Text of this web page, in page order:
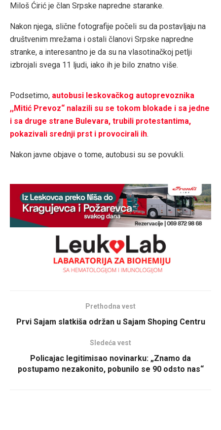
Miloš Ćirić je član Srpske napredne staranke.
Nakon njega, slične fotografije počeli su da postavljaju na
društvenim mrežama i ostali članovi Srpske napredne
stranke, a interesantno je da su na vlasotinačkoj petlji
izbrojali svega 11 ljudi, iako ih je bilo znatno više.
Podsetimo, autobusi leskovačkog autoprevoznika
,,Mitić Prevoz“ nalazili su se tokom blokade i sa jedne
i sa druge strane Bulevara, trubili protestantima,
pokazivali srednji prst i provocirali ih.
Nakon javne objave o tome, autobusi su se povukli.
Prethodna vest
Prvi Sajam slatkiša održan u Sajam Shoping Centru
Sledeća vest
Policajac legitimisao novinarku: „Znamo da
postupamo nezakonito, pobunilo se 90 odsto nas“